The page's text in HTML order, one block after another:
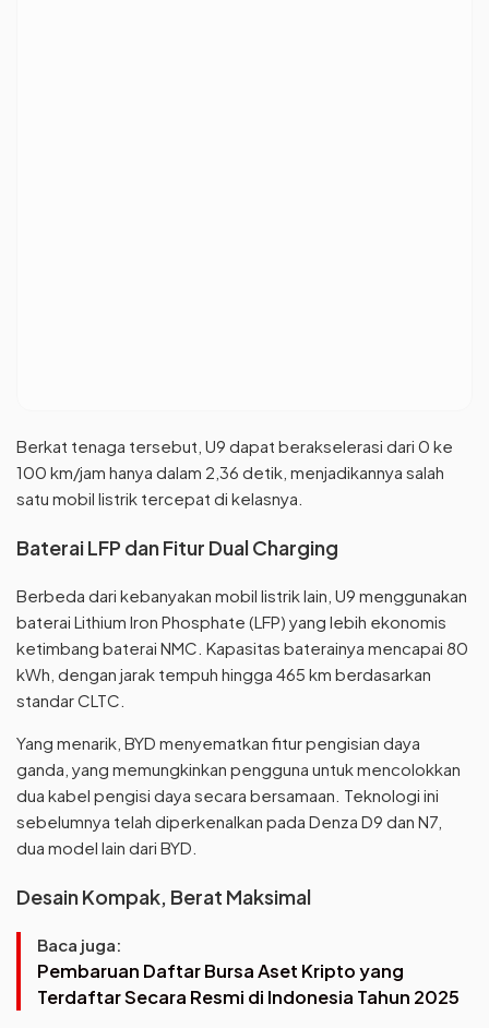
Berkat tenaga tersebut, U9 dapat berakselerasi dari 0 ke
100 km/jam hanya dalam 2,36 detik, menjadikannya salah
satu mobil listrik tercepat di kelasnya.
Baterai LFP dan Fitur Dual Charging
Berbeda dari kebanyakan mobil listrik lain, U9 menggunakan
baterai Lithium Iron Phosphate (LFP) yang lebih ekonomis
ketimbang baterai NMC. Kapasitas baterainya mencapai 80
kWh, dengan jarak tempuh hingga 465 km berdasarkan
standar CLTC.
Yang menarik, BYD menyematkan fitur pengisian daya
ganda, yang memungkinkan pengguna untuk mencolokkan
dua kabel pengisi daya secara bersamaan. Teknologi ini
sebelumnya telah diperkenalkan pada Denza D9 dan N7,
dua model lain dari BYD.
Desain Kompak, Berat Maksimal
Baca juga:
Pembaruan Daftar Bursa Aset Kripto yang
Terdaftar Secara Resmi di Indonesia Tahun 2025